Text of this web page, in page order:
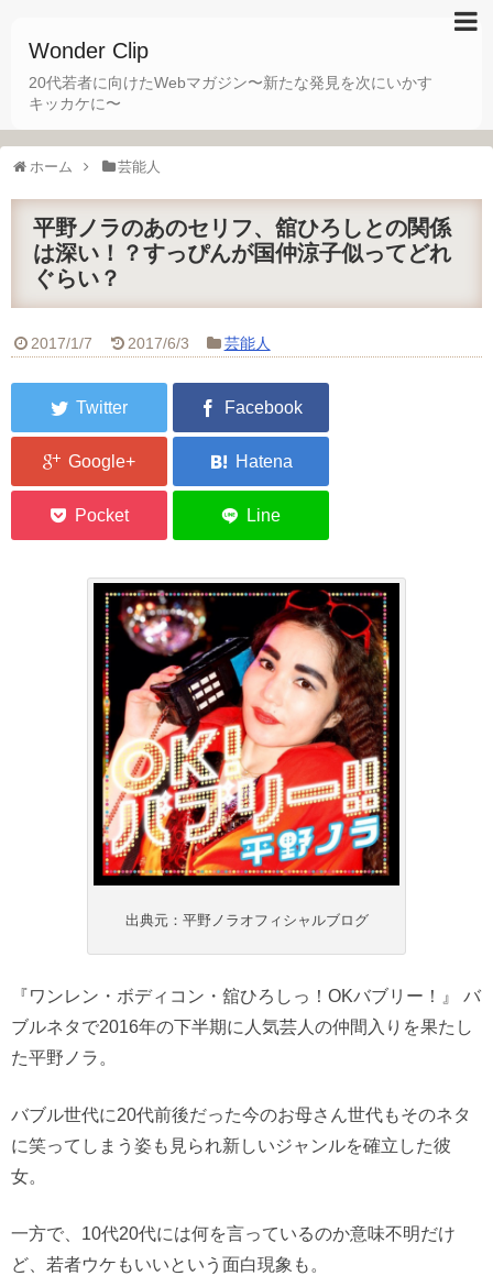
Wonder Clip
20代若者に向けたWebマガジン〜新たな発見を次にいかす
キッカケに〜
ホーム 芸能人
平野ノラのあのセリフ、舘ひろしとの関係
は深い！？すっぴんが国仲涼子似ってどれ
ぐらい？
2017/1/7 2017/6/3 芸能人
出典元：平野ノラオフィシャルブログ
『ワンレン・ボディコン・舘ひろしっ！OKバブリー！』
バ
ブルネタで2016年の下半期に人気芸人の仲間入りを果たし
た平野ノラ。
バブル世代に20代前後だった今のお母さん世代もそのネタ
に笑ってしまう姿も見られ新しいジャンルを確立した彼
女。
一方で、10代20代には何を言っているのか意味不明だけ
ど、若者ウケもいいという面白現象も。